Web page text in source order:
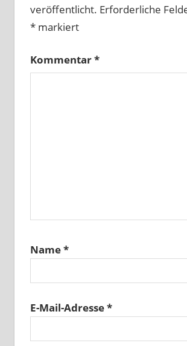
veröffentlicht. Erforderliche
*markiert
Kommentar*
Name*
E-Mail-Adresse*